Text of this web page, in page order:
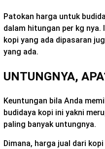
Patokan harga untuk
dalam hitungan per kg
kopi yang ada dipasaran
yang ada.
UNTUNGNYA,
Keuntungan bila Anda
budidaya kopi ini yakni
paling banyak untungnya.
Dimana, harga jual dari